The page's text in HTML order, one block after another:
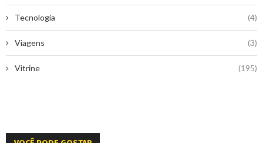
Tecnologia (4)
Viagens (3)
Vitrine (195)